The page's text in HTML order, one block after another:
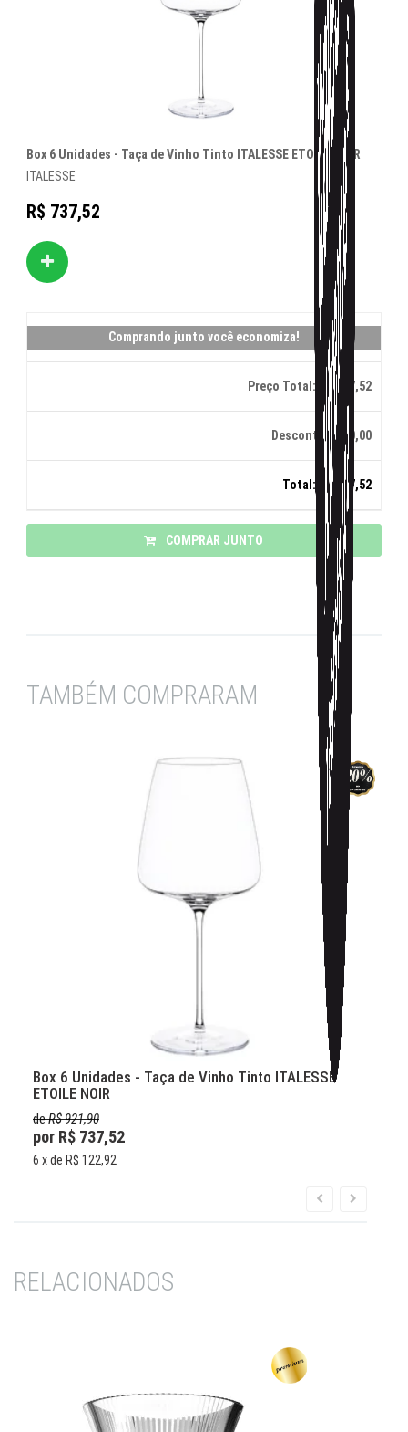
Box 6 Unidades - Taça de Vinho Tinto ITALESSE ETOILE NOIR
ITALESSE
R$ 737,52
Comprando junto você economiza!
Preço Total: R$ 737,52
Desconto: R$ 0,00
Total: R$ 737,52
COMPRAR JUNTO
TAMBÉM COMPRARAM
Box 6 Unidades - Taça de Vinho Tinto ITALESSE
ETOILE NOIR
deR$ 921,90
por R$ 737,52
6 x de R$ 122,92
RELACIONADOS